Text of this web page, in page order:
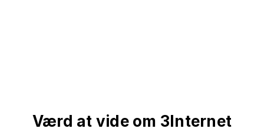
Værd at vide om 3Internet